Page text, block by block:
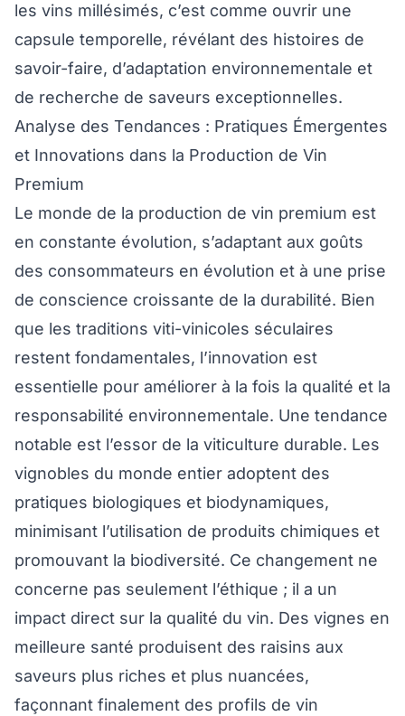
les vins millésimés, c’est comme ouvrir une
capsule temporelle, révélant des histoires de
savoir-faire, d’adaptation environnementale et
de recherche de saveurs exceptionnelles.
Analyse des Tendances : Pratiques Émergentes
et Innovations dans la Production de Vin
Premium
Le monde de la production de vin premium est
en constante évolution, s’adaptant aux goûts
des consommateurs en évolution et à une prise
de conscience croissante de la durabilité. Bien
que les traditions viti-vinicoles séculaires
restent fondamentales, l’innovation est
essentielle pour améliorer à la fois la qualité et la
responsabilité environnementale. Une tendance
notable est l’essor de la viticulture durable. Les
vignobles du monde entier adoptent des
pratiques biologiques et biodynamiques,
minimisant l’utilisation de produits chimiques et
promouvant la biodiversité. Ce changement ne
concerne pas seulement l’éthique ; il a un
impact direct sur la qualité du vin. Des vignes en
meilleure santé produisent des raisins aux
saveurs plus riches et plus nuancées,
façonnant finalement des profils de vin